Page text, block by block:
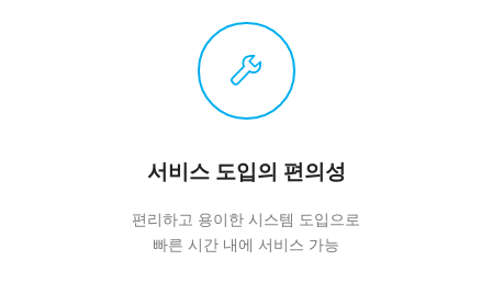
서비스 도입의 편의성
편리하고 용이한 시스템 도입으로
빠른 시간 내에 서비스 가능